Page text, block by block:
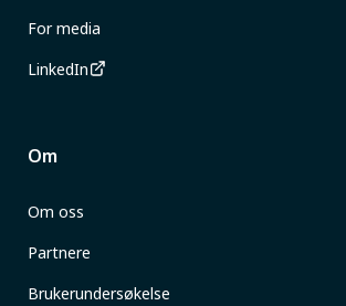
For media
LinkedIn
Om
Om oss
Partnere
Brukerundersøkelse